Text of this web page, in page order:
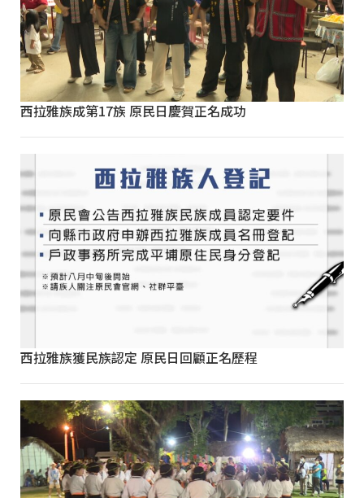
西拉雅族成第17族 原民日慶賀正名成功
西拉雅族獲民族認定 原民日回顧正名歷程